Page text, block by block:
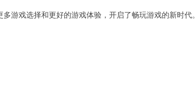
戏选择和更好的游戏体验，开启了畅玩游戏的新时代。